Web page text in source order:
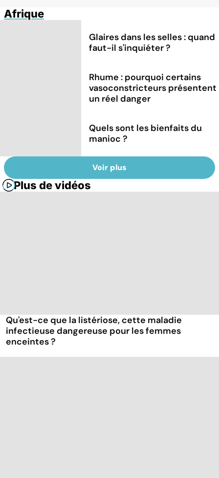
Afrique
Glaires dans les selles : quand
faut-il s'inquiéter ?
Rhume : pourquoi certains
vasoconstricteurs présentent
un réel danger
Quels sont les bienfaits du
manioc ?
Voir plus
Plus de vidéos
Qu'est-ce que la listériose, cette maladie
infectieuse dangereuse pour les femmes
enceintes ?